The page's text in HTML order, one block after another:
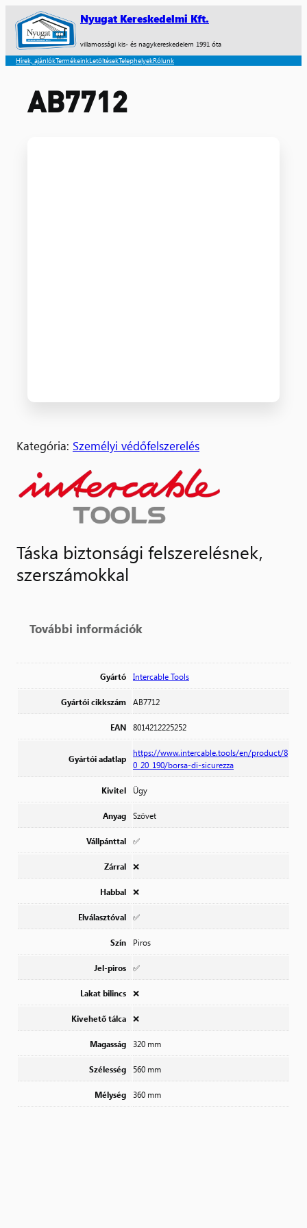
Nyugat Kereskedelmi Kft.
villamossági kis- és nagykereskedelem 1991 óta
Hírek, ajánlókTermékeinkLetöltésekTelephelyekRólunk
AB7712
Kategória: Személyi védőfelszerelés
Táska biztonsági felszerelésnek,
szerszámokkal
További információk
Gyártó Intercable Tools
Gyártói cikkszám AB7712
EAN 8014212225252
Gyártói adatlap
https://www.intercable.tools/en/product/8
0_20_190/borsa-di-sicurezza
Kivitel Ügy
Anyag Szövet
Vállpánttal ✅
Zárral ❌
Habbal ❌
Elválasztóval ✅
Szín Piros
Jel-piros ✅
Lakat bilincs ❌
Kivehető tálca ❌
Magasság 320 mm
Szélesség 560 mm
Mélység 360 mm